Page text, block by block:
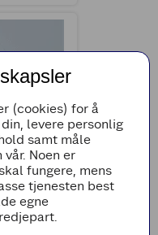
(cookies) for å
levere personlig
samt måle
Noen er
fungere, mens
tjenesten best
egne